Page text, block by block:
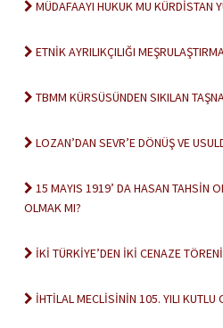
MÜDAFAAYI HUKUK MU KÜRDİSTAN
ETNİK AYRILIKÇILIĞI
TBMM KÜRSÜSÜNDEN SIKILAN
LOZAN’DAN SEVR’E DÖNÜŞ VE
15 MAYIS 1919’ DA HASAN TAHSİN
OLMAK MI?
İKİ TÜRKİYE’DEN İKİ CENAZE TÖRENİ
İHTİLAL MECLİSİNİN 105. YILI KUTLU